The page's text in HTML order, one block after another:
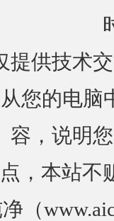
提供技术
您的电
容，说明
，本站不
（